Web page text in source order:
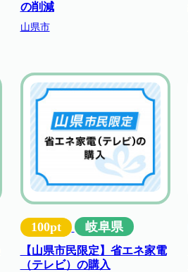
の削減
山県市
100pt 岐阜県
【山県市民限定】省エネ家電
（テレビ）の購入